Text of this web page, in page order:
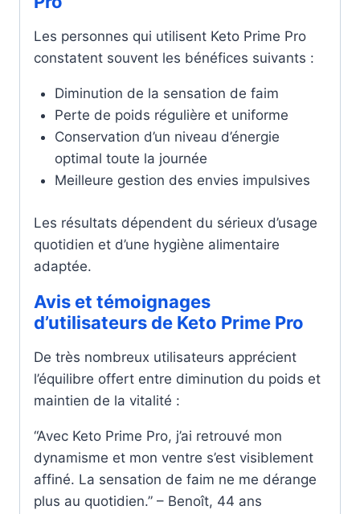
Les personnes qui utilisent Keto Prime Pro
constatent souvent les bénéfices suivants :
Diminution de la sensation de faim
Perte de poids régulière et uniforme
Conservation d’un niveau d’énergie
optimal toute la journée
Meilleure gestion des envies impulsives
Les résultats dépendent du sérieux d’usage
quotidien et d’une hygiène alimentaire
adaptée.
Avis et témoignages
d’utilisateurs de Keto Prime Pro
De très nombreux utilisateurs apprécient
l’équilibre offert entre diminution du poids et
maintien de la vitalité :
“Avec Keto Prime Pro, j’ai retrouvé mon
dynamisme et mon ventre s’est visiblement
affiné. La sensation de faim ne me dérange
plus au quotidien.” – Benoît, 44 ans